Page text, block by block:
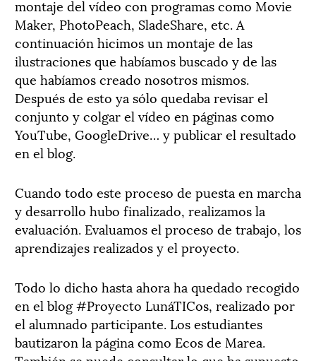
montaje del vídeo con programas como Movie
Maker, PhotoPeach, SladeShare, etc. A
continuación hicimos un montaje de las
ilustraciones que habíamos buscado y de las
que habíamos creado nosotros mismos.
Después de esto ya sólo quedaba revisar el
conjunto y colgar el vídeo en páginas como
YouTube, GoogleDrive… y publicar el resultado
en el blog.
Cuando todo este proceso de puesta en marcha
y desarrollo hubo finalizado, realizamos la
evaluación. Evaluamos el proceso de trabajo, los
aprendizajes realizados y el proyecto.
Todo lo dicho hasta ahora ha quedado recogido
en el blog #Proyecto LunáTICos, realizado por
el alumnado participante. Los estudiantes
bautizaron la página como Ecos de Marea.